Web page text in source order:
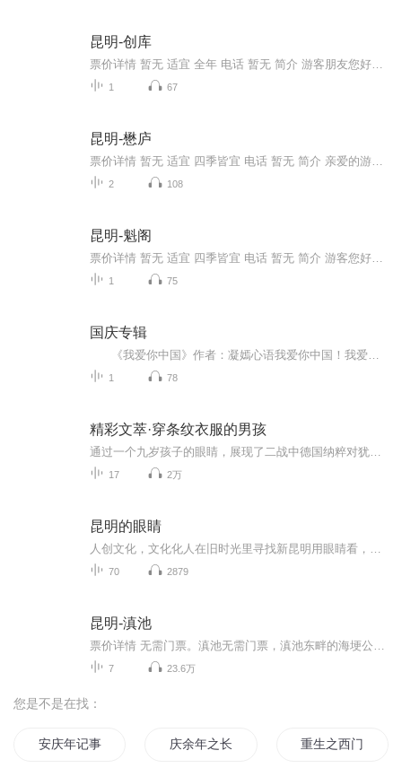
昆明-创库
1 67
昆明-懋庐
2 108
昆明-魁阁
1 75
国庆专辑
1 78
精彩文萃·穿条纹衣服的男孩
17 2万
昆明的眼睛
70 2879
昆明-滇池
7 23.6万
您是不是在找：
安庆年记事 庆余年之长歌行 重生之西门庆